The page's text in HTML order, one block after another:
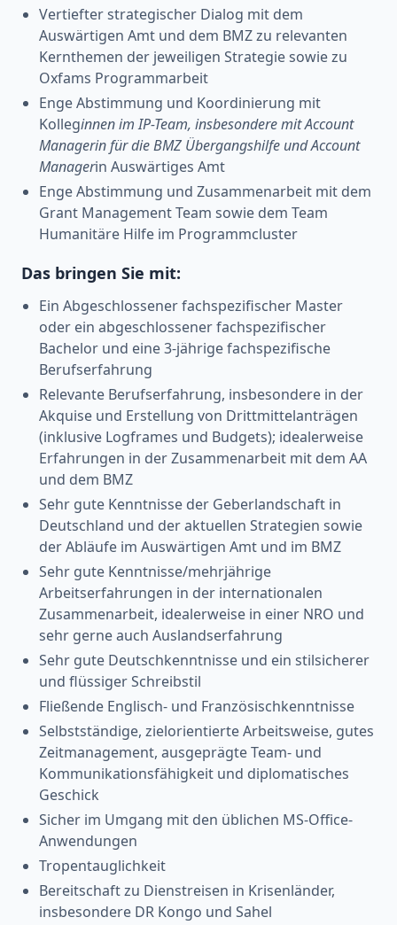
Vertiefter strategischer Dialog mit dem
Auswärtigen Amt und dem BMZ zu relevanten
Kernthemen der jeweiligen Strategie sowie zu
Oxfams Programmarbeit
Enge Abstimmung und Koordinierung mit
Kolleginnen im IP-Team, insbesondere mit Account
Managerin für die BMZ Übergangshilfe und Account
Managerin Auswärtiges Amt
Enge Abstimmung und Zusammenarbeit mit dem
Grant Management Team sowie dem Team
Humanitäre Hilfe im Programmcluster
Das bringen Sie mit:
Ein Abgeschlossener fachspezifischer Master
oder ein abgeschlossener fachspezifischer
Bachelor und eine 3-jährige fachspezifische
Berufserfahrung
Relevante Berufserfahrung, insbesondere in der
Akquise und Erstellung von Drittmittelanträgen
(inklusive Logframes und Budgets); idealerweise
Erfahrungen in der Zusammenarbeit mit dem AA
und dem BMZ
Sehr gute Kenntnisse der Geberlandschaft in
Deutschland und der aktuellen Strategien sowie
der Abläufe im Auswärtigen Amt und im BMZ
Sehr gute Kenntnisse/mehrjährige
Arbeitserfahrungen in der internationalen
Zusammenarbeit, idealerweise in einer NRO und
sehr gerne auch Auslandserfahrung
Sehr gute Deutschkenntnisse und ein stilsicherer
und flüssiger Schreibstil
Fließende Englisch- und Französischkenntnisse
Selbstständige, zielorientierte Arbeitsweise, gutes
Zeitmanagement, ausgeprägte Team- und
Kommunikationsfähigkeit und diplomatisches
Geschick
Sicher im Umgang mit den üblichen MS-Office-
Anwendungen
Tropentauglichkeit
Bereitschaft zu Dienstreisen in Krisenländer,
insbesondere DR Kongo und Sahel